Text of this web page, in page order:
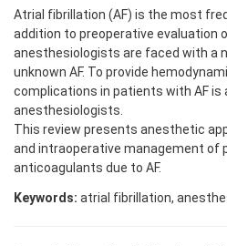
Atrial fibrillation (AF) is the most
addition to preoperative evaluation
anesthesiologists are faced with a
unknown AF. To provide
complications in patients with AF is
anesthesiologists.
This review presents anesthetic
and intraoperative management of
anticoagulants due to AF.
Keywords: atrial fibrillation,